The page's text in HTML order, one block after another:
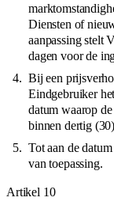
Diensten of
aanpassing stelt
dagen voor de
Bij een
Eindgebruiker
datum waarop
binnen dertig
Tot aan de
van toepassing.
Artikel 10